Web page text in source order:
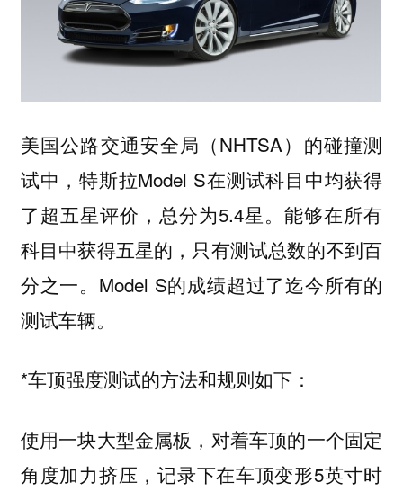
美国公路交通安全局（NHTSA）的碰撞测
试中，特斯拉Model S在测试科目中均获得
了超五星评价，总分为5.4星。能够在所有
科目中获得五星的，只有测试总数的不到百
分之一。Model S的成绩超过了迄今所有的
测试车辆。
*车顶强度测试的方法和规则如下：
使用一块大型金属板，对着车顶的一个固定
角度加力挤压，记录下在车顶变形5英寸时